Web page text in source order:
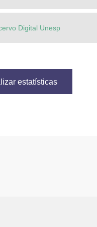
Digital Unesp
estatísticas